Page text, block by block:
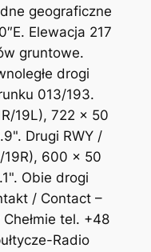
geograficzne
Elewacja 217
gruntowe.
drogi
013/193.
19L), 722 x 50
Drugi RWY /
19R), 600 x 50
Obie drogi
/ Contact –
tel. +48
Radio